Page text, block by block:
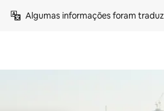
Algumas informações foram